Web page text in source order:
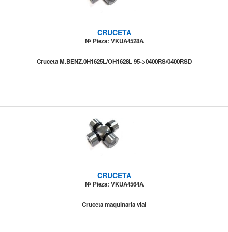
CRUCETA
Nº Pieza: VKUA4528A
Cruceta M.BENZ.0H1625L/OH1628L 95->0400RS/0400RSD
CRUCETA
Nº Pieza: VKUA4564A
Cruceta maquinaria vial